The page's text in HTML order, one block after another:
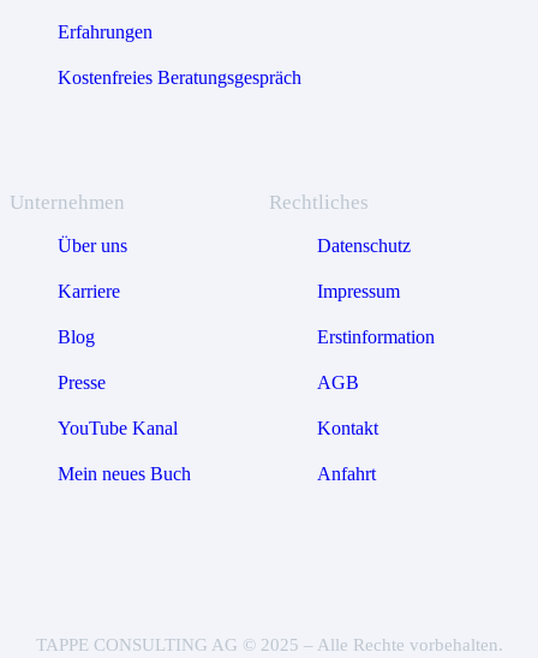
Erfahrungen
Kostenfreies Beratungsgespräch
Unternehmen
Über uns
Karriere
Blog
Presse
YouTube Kanal
Mein neues Buch
Rechtliches
Datenschutz
Impressum
Erstinformation
AGB
Kontakt
Anfahrt
TAPPE CONSULTING AG © 2025 – Alle Rechte vorbehalten.